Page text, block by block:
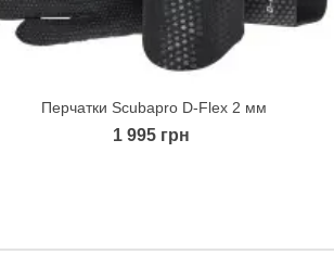
Quick view
Перчатки Scubapro D-Flex 2 мм
1 995 грн